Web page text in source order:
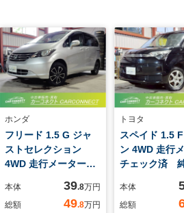
ホンダ
フリード 1.5 G ジャ
ストセレクション
4WD 走行メーターチ
社外ナビ ワンセグ
バックカメラ HID
本体 39.8万円
総額
49.8万円
トヨタ
スペイド 1.5
ン 4WD 走行
チェック済
トキー プッ
ート パワー
本体
総額